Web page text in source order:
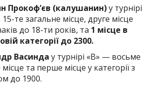
Прокоф’єв (калушанин)у турнірі
15-те загальне місце, друге місце
до 18-ти років, та 1 місце в
категорії до 2300.
Васинда у турнірі «В» — восьме
та перше місце у категорії з
до 1900.